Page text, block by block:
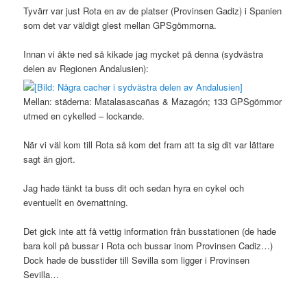
Tyvärr var just Rota en av de platser (Provinsen Gadiz) i Spanien
som det var väldigt glest mellan GPSgömmorna.
Innan vi åkte ned så kikade jag mycket på denna (sydvästra
delen av Regionen Andalusien):
Mellan: städerna: Matalasascañas & Mazagón; 133 GPSgömmor
utmed en cykelled – lockande.
När vi väl kom till Rota så kom det fram att ta sig dit var lättare
sagt än gjort.
Jag hade tänkt ta buss dit och sedan hyra en cykel och
eventuellt en övernattning.
Det gick inte att få vettig information från busstationen (de hade
bara koll på bussar i Rota och bussar inom Provinsen Cadiz…)
Dock hade de busstider till Sevilla som ligger i Provinsen
Sevilla…